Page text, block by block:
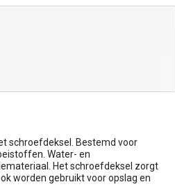
schroefdeksel. Bestemd voor
Water- en
Het schroefdeksel zorgt
worden gebruikt voor opslag en